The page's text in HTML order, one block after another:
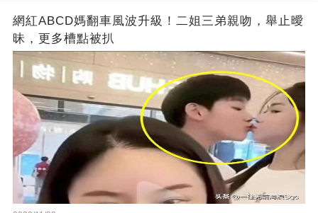
網紅ABCD媽翻車風波升級！二姐三弟親吻，舉止曖
昧，更多槽點被扒